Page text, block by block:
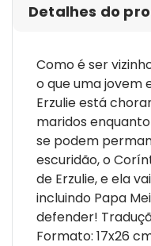
Detalhes do
Como é ser
o que uma jovem
Erzulie está
maridos
se podem
escuridão, o
de Erzulie, e ela
incluindo Papa
defender!
Formato: 17x26